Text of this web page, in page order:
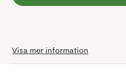
Visa mer information